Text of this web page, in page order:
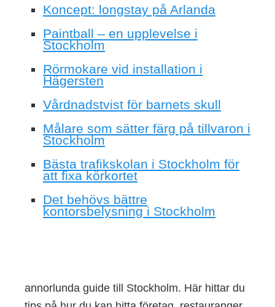
Koncept: longstay på Arlanda
Paintball – en upplevelse i
Stockholm
Rörmokare vid installation i
Hägersten
Vårdnadstvist för barnets skull
Målare som sätter färg på tillvaron i
Stockholm
Bästa trafikskolan i Stockholm för
att fixa körkortet
Det behövs bättre
kontorsbelysning i Stockholm
annorlunda guide till Stockholm. Här hittar du